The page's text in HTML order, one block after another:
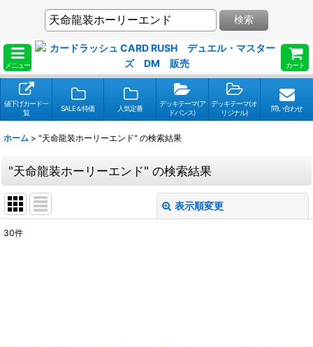
メニュー カート
検索
値下げカード一
覧
SALE＆特価 人気定番
デッキテーマ(ア
ドバンス)
デッキテーマ(オ
リジナル)
問い合わせ
ホーム > "天命龍装ホーリーエンド" の検索結果
"天命龍装ホーリーエンド" の検索結果
表示順変更
検索キーワードをお願い致します
30件